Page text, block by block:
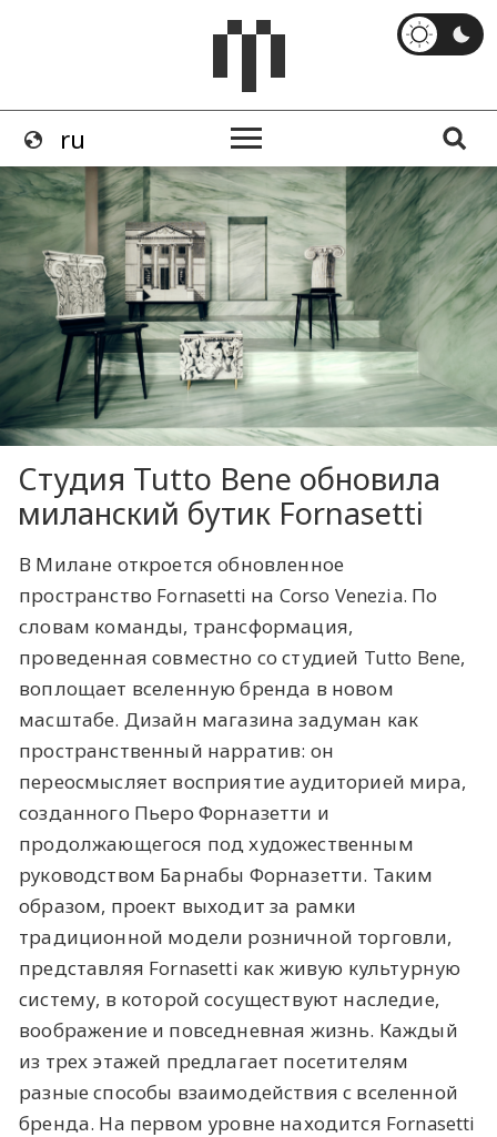
Студия ​Tutto Bene обновила
миланский бутик ​Fornasetti
В Милане откроется обновленное
пространство Fornasetti на Corso Venezia. По
словам команды, трансформация,
проведенная совместно со студией Tutto Bene,
воплощает вселенную бренда в новом
масштабе. Дизайн магазина задуман как
пространственный нарратив: он
переосмысляет восприятие аудиторией мира,
созданного Пьеро Форназетти и
продолжающегося под художественным
руководством Барнабы Форназетти. Таким
образом, проект выходит за рамки
традиционной модели розничной торговли,
представляя Fornasetti как живую культурную
систему, в которой сосуществуют наследие,
воображение и повседневная жизнь. Каждый
из трех этажей предлагает посетителям
разные способы взаимодействия с вселенной
бренда. На первом уровне находится Fornasetti